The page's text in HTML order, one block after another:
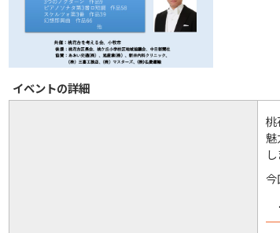
イベントの詳細
桃
し
今